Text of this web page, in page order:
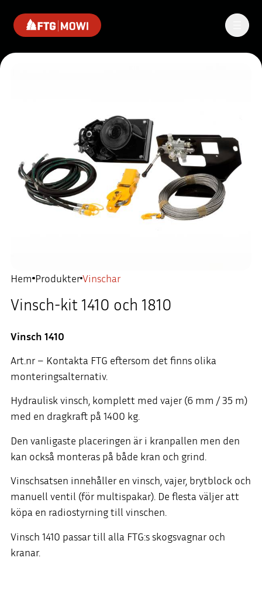
Hem Produkter Vinschar
Vinsch-kit 1410 och 1810
Vinsch 1410
Art.nr – Kontakta FTG eftersom det finns olika
monteringsalternativ.
Hydraulisk vinsch, komplett med vajer (6 mm / 35 m)
med en dragkraft på 1400 kg.
Den vanligaste placeringen är i kranpallen men den
kan också monteras på både kran och grind.
Vinschsatsen innehåller en vinsch, vajer, brytblock och
manuell ventil (för multispakar). De flesta väljer att
köpa en radiostyrning till vinschen.
Vinsch 1410 passar till alla FTG:s skogsvagnar och
kranar.